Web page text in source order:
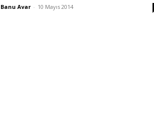
Banu Avar - 10 Mayıs 2014